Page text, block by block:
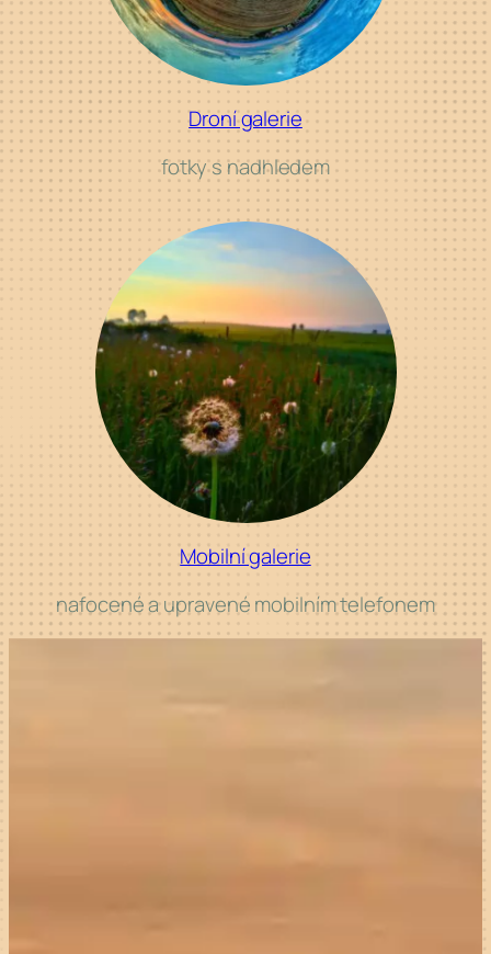
Droní galerie
fotky s nadhledem
Mobilní galerie
nafocené aupravené mobilním telefonem